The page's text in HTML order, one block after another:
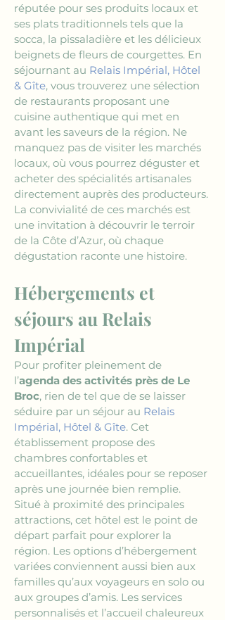
réputée pour ses produits locaux et
ses plats traditionnels tels que la
socca, la pissaladière et les délicieux
beignets de fleurs de courgettes. En
séjournant au Relais Impérial, Hôtel
& Gîte, vous trouverez une sélection
de restaurants proposant une
cuisine authentique qui met en
avant les saveurs de la région. Ne
manquez pas de visiter les marchés
locaux, où vous pourrez déguster et
acheter des spécialités artisanales
directement auprès des producteurs.
La convivialité de ces marchés est
une invitation à découvrir le terroir
de la Côte d’Azur, où chaque
dégustation raconte une histoire.
Hébergements et
séjours au Relais
Impérial
Pour profiter pleinement de
l’agenda des activités près de Le
Broc, rien de tel que de se laisser
séduire par un séjour au Relais
Impérial, Hôtel & Gîte. Cet
établissement propose des
chambres confortables et
accueillantes, idéales pour se reposer
après une journée bien remplie.
Situé à proximité des principales
attractions, cet hôtel est le point de
départ parfait pour explorer la
région. Les options d’hébergement
variées conviennent aussi bien aux
familles qu’aux voyageurs en solo ou
aux groupes d’amis. Les services
personnalisés et l’accueil chaleureux